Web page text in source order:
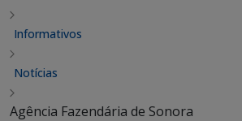
Informativos
Notícias
Agência Fazendária de Sonora